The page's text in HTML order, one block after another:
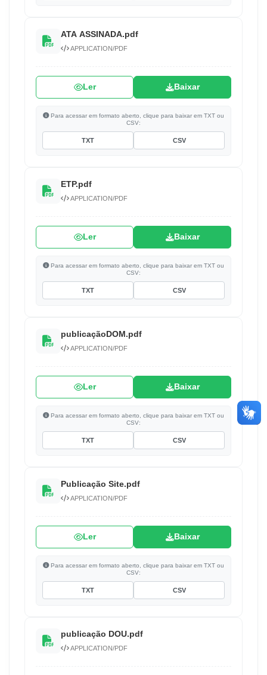
ATA ASSINADA.pdf
APPLICATION/PDF
Ler Baixar
Para acessar em formato aberto, clique para baixar em TXT ou
CSV:
TXT CSV
ETP.pdf
APPLICATION/PDF
Ler Baixar
Para acessar em formato aberto, clique para baixar em TXT ou
CSV:
TXT CSV
publicaçãoDOM.pdf
APPLICATION/PDF
Ler Baixar
Para acessar em formato aberto, clique para baixar em TXT ou
CSV:
TXT CSV
Publicação Site.pdf
APPLICATION/PDF
Ler Baixar
Para acessar em formato aberto, clique para baixar em TXT ou
CSV:
TXT CSV
publicação DOU.pdf
APPLICATION/PDF